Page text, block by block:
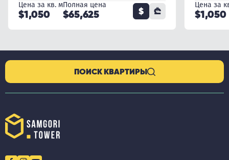
Цена за кв. м
$1,050
Полная цена
$65,625 $ ₾
Цена за
$1,050
ПОИСК КВАРТИРЫ